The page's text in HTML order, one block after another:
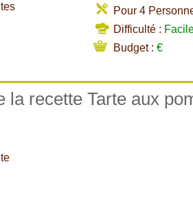
Pour 4
Difficulté :
Budget :€
la recette Tarte aux